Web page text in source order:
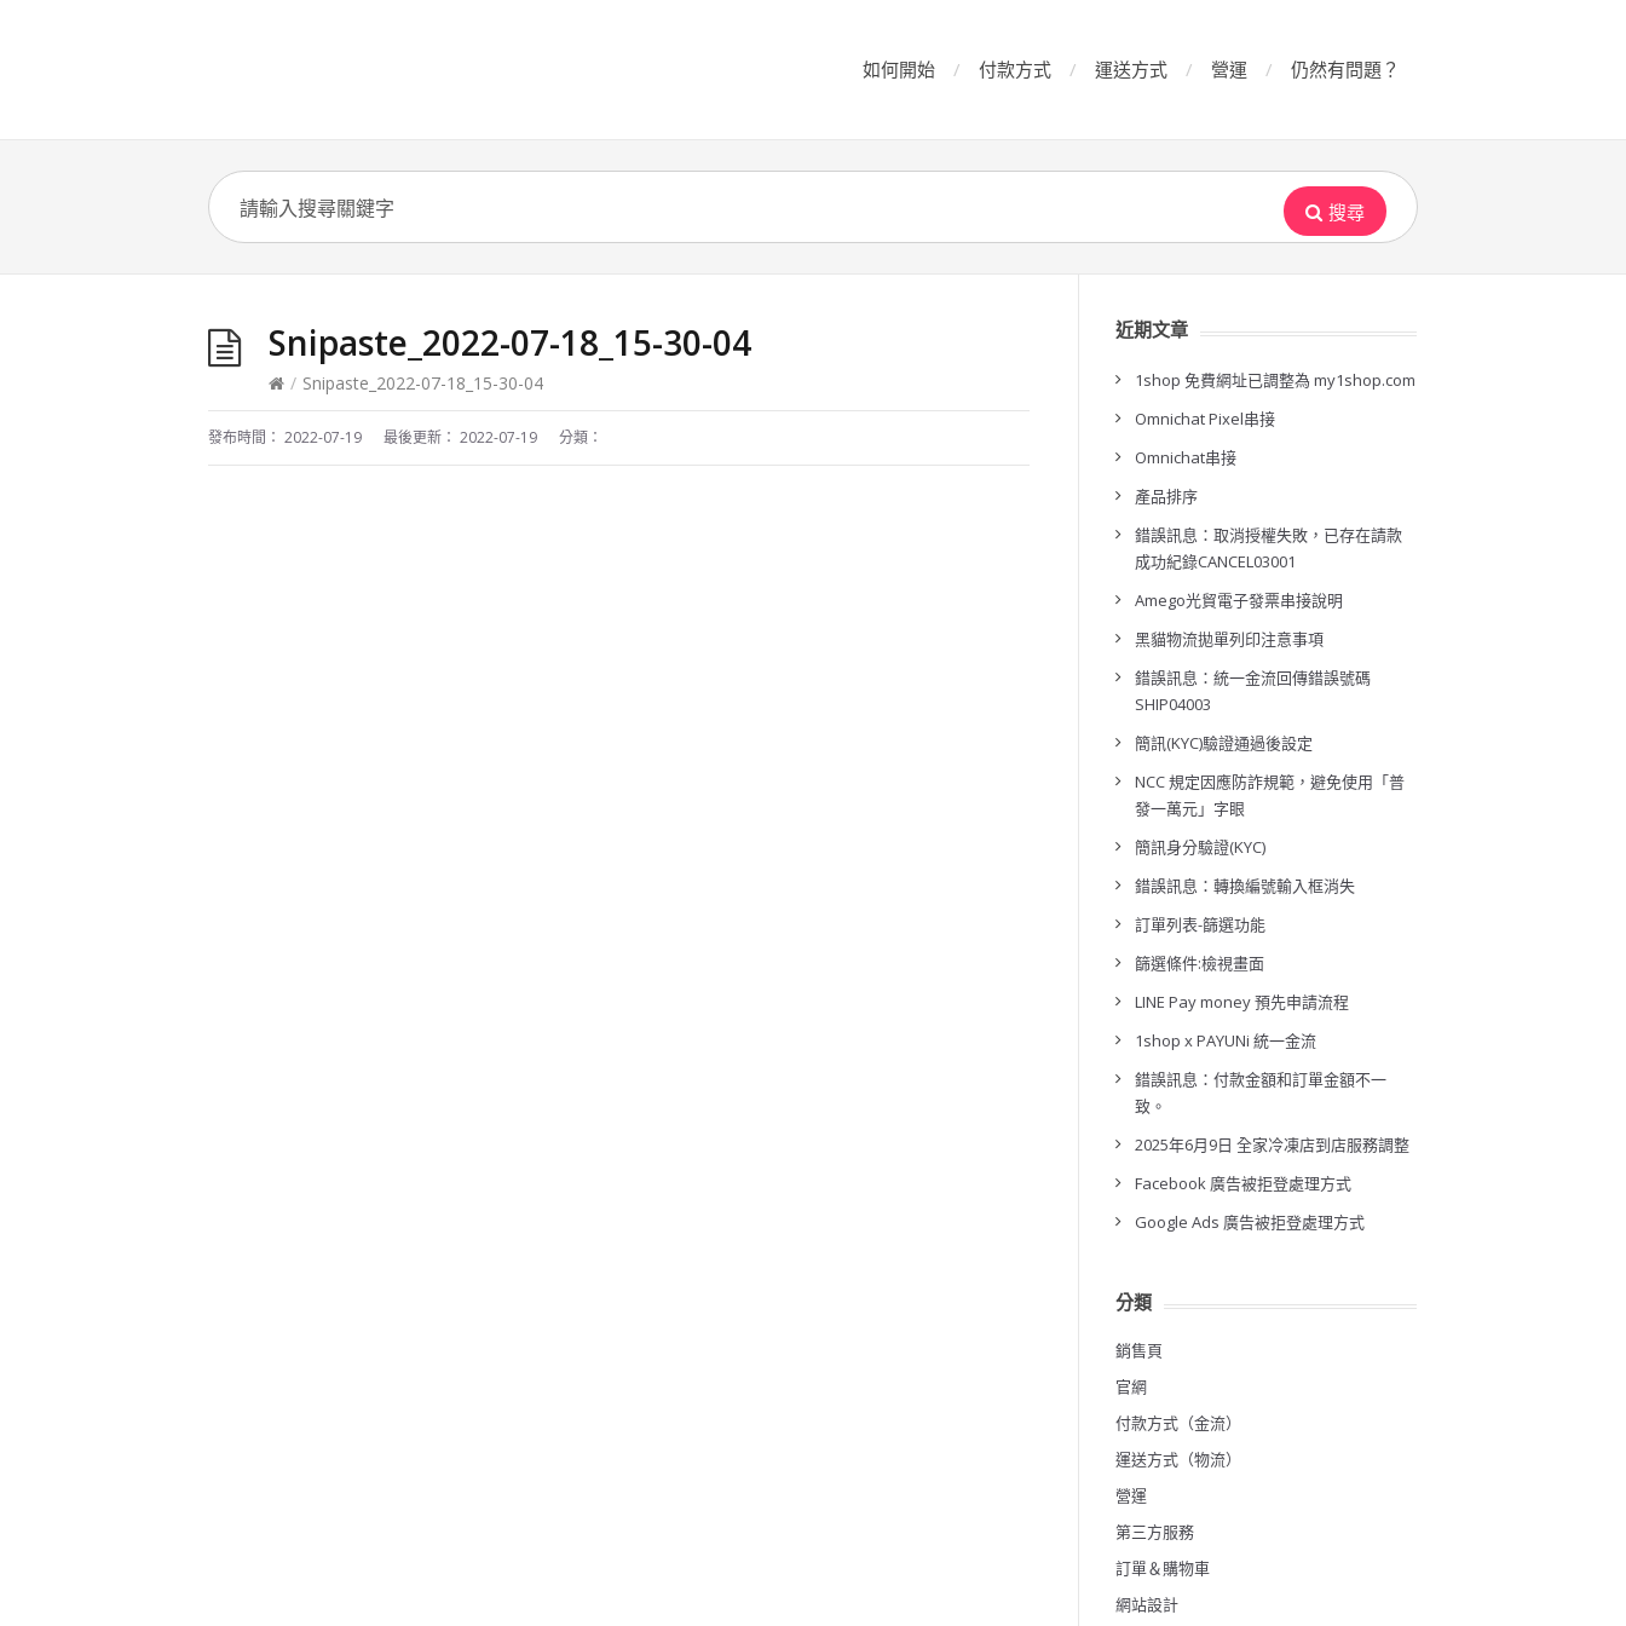
如何開始 付款方式 運送方式 營運 仍然有問題？
搜尋
Snipaste_2022-07-18_15-30-04
/ Snipaste_2022-07-18_15-30-04
發布時間： 2022-07-19 最後更新： 2022-07-19 分類：
近期文章
1shop 免費網址已調整為 my1shop.com
Omnichat Pixel串接
Omnichat串接
產品排序
錯誤訊息：取消授權失敗，已存在請款
成功紀錄CANCEL03001
Amego光貿電子發票串接說明
黑貓物流拋單列印注意事項
錯誤訊息：統一金流回傳錯誤號碼
SHIP04003
簡訊(KYC)驗證通過後設定
NCC 規定因應防詐規範，避免使用「普
發一萬元」字眼
簡訊身分驗證(KYC)
錯誤訊息：轉換編號輸入框消失
訂單列表-篩選功能
篩選條件:檢視畫面
LINE Pay money 預先申請流程
1shop x PAYUNi 統一金流
錯誤訊息：付款金額和訂單金額不一
致。
2025年6月9日 全家冷凍店到店服務調整
Facebook 廣告被拒登處理方式
Google Ads 廣告被拒登處理方式
分類
銷售頁
官網
付款方式（金流）
運送方式（物流）
營運
第三方服務
訂單＆購物車
網站設計